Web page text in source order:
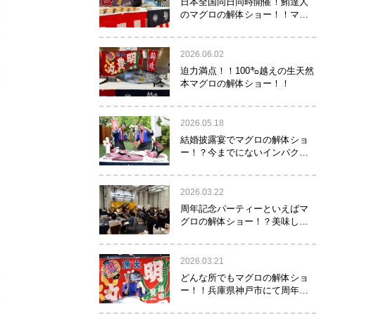
のマグロの解体ショー！！マグ
2026.06.02
迫力満点！！100㌔越えの生天然
本マグロの解体ショー！！
2026.05.18
結婚披露宴でマグロの解体ショ
ー！？今までにないインパクト
スメ！！
2026.03.22
周年記念パーティーといえばマ
グロの解体ショー！？美味し
2026.03.21
どんな所でもマグロの解体ショ
ー！！兵庫県神戸市にて周年記